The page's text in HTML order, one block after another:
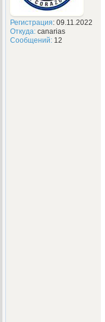
Регистрация: 09.11.2022
Откуда:canarias
Сообщений:12